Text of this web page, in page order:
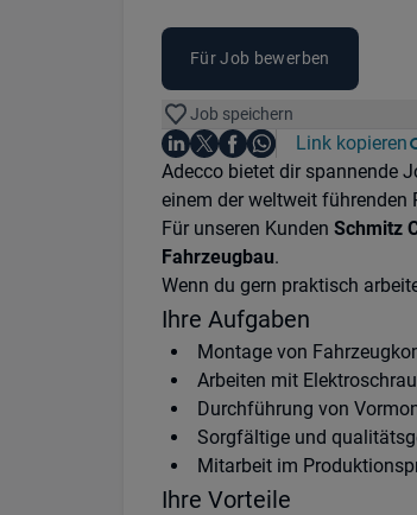
Für Job bewerben
Job speichern
Teile diesen Job
Auf LinkedIn teilen
Auf X teilen
Auf Facebook teilen
Auf WhatsApp
Link kopieren
Einleitung
Adecco bietet dir spannende
einem der weltweit führenden
Für unseren Kunden Schmitz
Fahrzeugbau.
Wenn du gern praktisch
Ihre Aufgaben
Montage von
Arbeiten mit
Durchführung von
Sorgfältige und
Mitarbeit im
Ihre Vorteile